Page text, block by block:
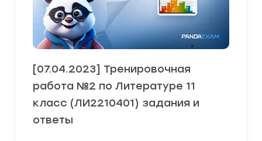
[07.04.2023] Тренировочная
работа №2 по Литературе 11
класс (ЛИ2210401) задания и
ответы